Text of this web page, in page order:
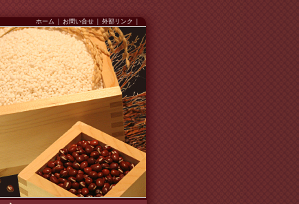
ホーム お問い合せ 外部リンク